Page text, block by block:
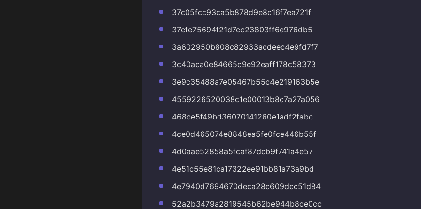
37c05fcc93ca5b878d9e8c16f7ea721f
37cfe75694f21d7cc23803ff6e976db5
3a602950b808c82933acdeec4e9fd7f7
3c40aca0e84665c9e92eaff178c58373
3e9c35488a7e05467b55c4e219163b5e
4559226520038c1e00013b8c7a27a056
468ce5f49bd36070141260e1adf2fabc
4ce0d465074e8848ea5fe0fce446b55f
4d0aae52858a5fcaf87dcb9f741a4e57
4e51c55e81ca17322ee91bb81a73a9bd
4e7940d7694670deca28c609dcc51d84
52a2b3479a2819545b62be944b8ce0cc